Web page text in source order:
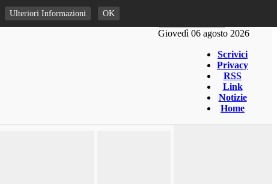
Giovedì 06 agosto 2026
Scrivici
Privacy
RSS
Link
Notizie
Home
Ulteriori Informazioni OK